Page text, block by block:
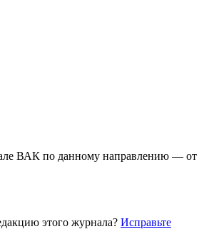
ВАК по данному направлению — от
этого журнала? Исправьте